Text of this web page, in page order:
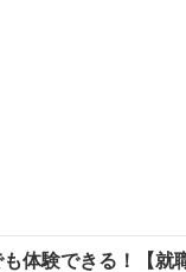
体験できる！【就